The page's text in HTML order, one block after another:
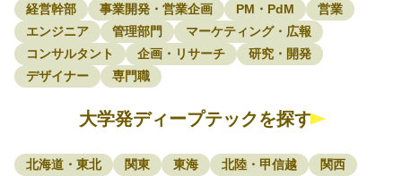
経営幹部 事業開発・営業企画 PM・PdM
営業
エンジニア
管理部門
マーケティング・広報
コンサルタント
企画・リサーチ
研究・開発
デザイナー
専門職
大学発ディープテックを探す
北海道・東北 関東 東海 北陸・甲信越
関西